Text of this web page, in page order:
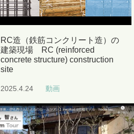
RC造（鉄筋コンクリート造）の
建築現場 RC (reinforced
concrete structure) construction
site
2025.4.24 動画